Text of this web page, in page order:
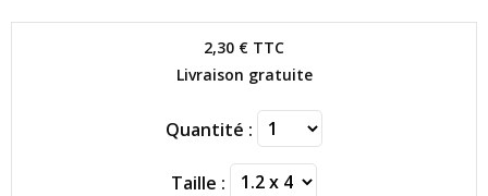
2,30 € TTC
Livraison gratuite
Quantité :
Taille :